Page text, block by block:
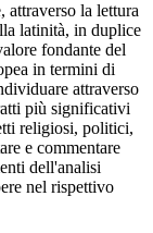
attraverso la lettura
latinità, in duplice
fondante del
in termini di
attraverso
più significativi
religiosi, politici,
e commentare
dell'analisi
nel rispettivo